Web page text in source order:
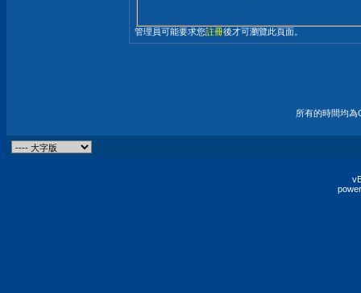
管理員可能要求您註冊後才可瀏覽此頁面。
所有的時間均為